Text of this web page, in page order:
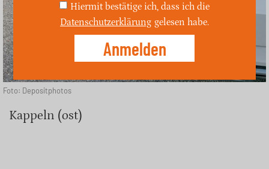
Foto: Depositphotos
Kappeln (ost)
Hiermit bestätige ich, dass ich die
Datenschutzerklärung gelesen habe.